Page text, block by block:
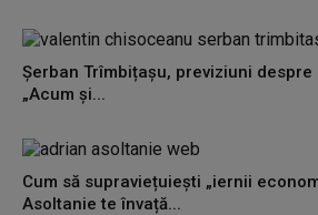
Șerban Trîmbițașu, previziuni
„Acum și...
Cum să supraviețuiești „iernii
Asoltanie te învață...